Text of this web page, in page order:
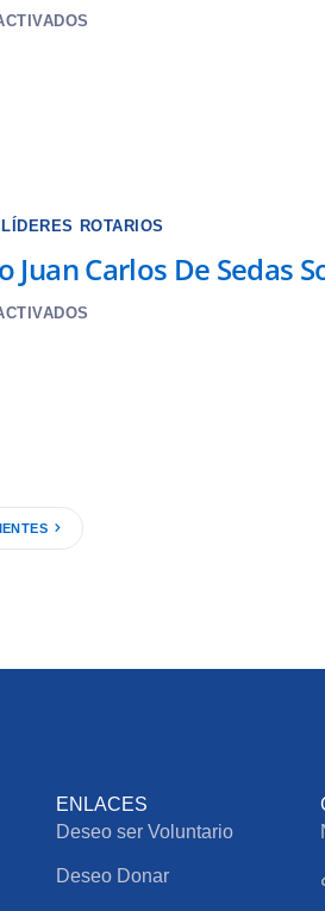
LÍDERES ROTARIOS
Carlos De Sedas
ENLACES
Deseo ser Voluntario
Deseo Donar